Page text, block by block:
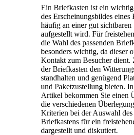
Ein Briefkasten ist ein
des Erscheinungsbildes eines
häufig an einer gut sichtbaren
aufgestellt wird. Für
die Wahl des passenden
besonders wichtig, da dieser
Kontakt zum Besucher dient.
der Briefkasten den
standhalten und genügend
und Paketzustellung bieten.
Artikel bekommen Sie einen
die verschiedenen
Kriterien bei der Auswahl des
Briefkastens für ein
dargestellt und diskutiert.